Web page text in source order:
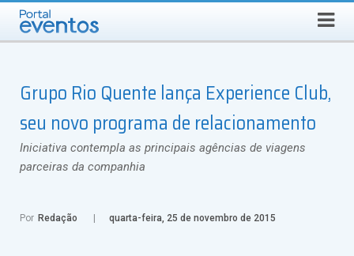
SÁBADO, 8 DE AGOSTO DE 2026 Busca
Grupo Rio Quente lança Experience Club,
seu novo programa de relacionamento
Iniciativa contempla as principais agências de viagens
parceiras da companhia
Por Redação quarta-feira, 25 de novembro de 2015